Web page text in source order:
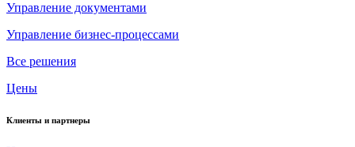
Управление документами
Управление бизнес-процессами
Все решения
Цены
Клиенты и партнеры